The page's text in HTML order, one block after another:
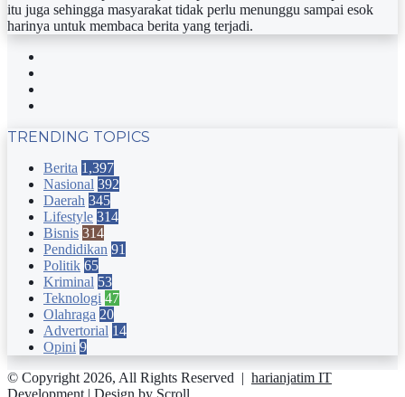
itu juga sehingga masyarakat tidak perlu menunggu sampai esok
harinya untuk membaca berita yang terjadi.
TRENDING TOPICS
Berita 1,397
Nasional 392
Daerah 345
Lifestyle 314
Bisnis 314
Pendidikan 91
Politik 65
Kriminal 53
Teknologi 47
Olahraga 20
Advertorial 14
Opini 9
© Copyright 2026, All Rights Reserved | harianjatim IT